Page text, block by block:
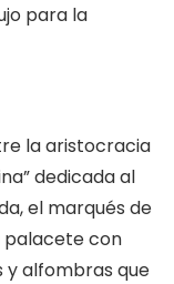
para la
la aristocracia
dedicada al
el marqués de
palacete con
y alfombras que